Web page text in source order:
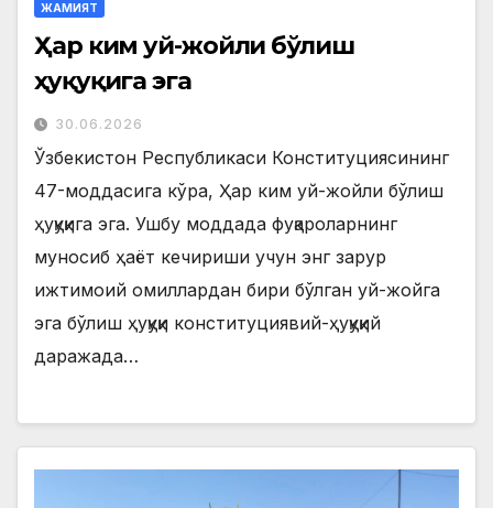
ЖАМИЯТ
Ҳар ким уй-жойли бўлиш
ҳуқуқига эга
30.06.2026
Ўзбекистон Республикаси Конституциясининг
47-моддасига кўра, Ҳар ким уй-жойли бўлиш
ҳуқуқига эга. Ушбу моддада фуқароларнинг
муносиб ҳаёт кечириши учун энг зарур
ижтимоий омиллардан бири бўлган уй-жойга
эга бўлиш ҳуқуқи конституциявий-ҳуқуқий
даражада…